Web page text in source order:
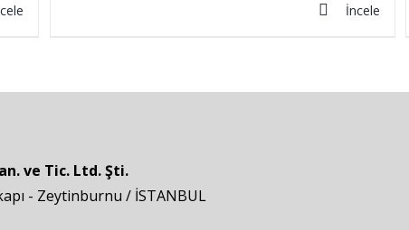
İncele
ve Tic. Ltd. Şti.
- Zeytinburnu / İSTANBUL